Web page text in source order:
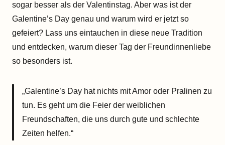
sogar besser als der Valentinstag. Aber was ist der
Galentine’s Day genau und warum wird er jetzt so
gefeiert? Lass uns eintauchen in diese neue Tradition
und entdecken, warum dieser Tag der Freundinnenliebe
so besonders ist.
„Galentine’s Day hat nichts mit Amor oder Pralinen zu
tun. Es geht um die Feier der weiblichen
Freundschaften, die uns durch gute und schlechte
Zeiten helfen.“